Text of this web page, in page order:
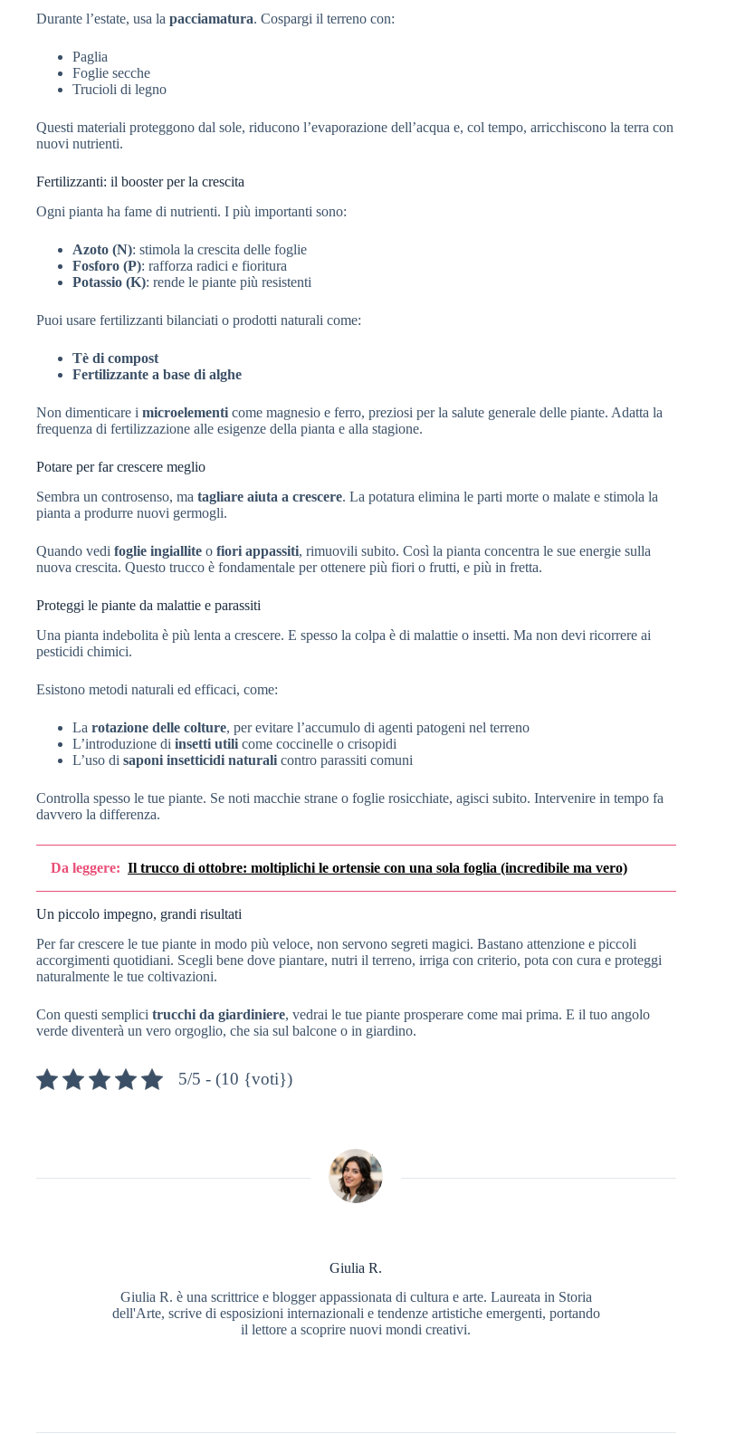
Durante l’estate, usa la pacciamatura. Cospargi il terreno con:
Paglia
Foglie secche
Trucioli di legno
Questi materiali proteggono dal sole, riducono l’evaporazione dell’acqua e, col tempo, arricchiscono la terra con
nuovi nutrienti.
Fertilizzanti: il booster per la crescita
Ogni pianta ha fame di nutrienti. I più importanti sono:
Azoto (N): stimola la crescita delle foglie
Fosforo (P): rafforza radici e fioritura
Potassio (K): rende le piante più resistenti
Puoi usare fertilizzanti bilanciati o prodotti naturali come:
Tè di compost
Fertilizzante a base di alghe
Non dimenticare i microelementi come magnesio e ferro, preziosi per la salute generale delle piante. Adatta la
frequenza di fertilizzazione alle esigenze della pianta e alla stagione.
Potare per far crescere meglio
Sembra un controsenso, ma tagliare aiuta a crescere. La potatura elimina le parti morte o malate e stimola la
pianta a produrre nuovi germogli.
Quando vedi foglie ingiallite o fiori appassiti, rimuovili subito. Così la pianta concentra le sue energie sulla
nuova crescita. Questo trucco è fondamentale per ottenere più fiori o frutti, e più in fretta.
Proteggi le piante da malattie e parassiti
Una pianta indebolita è più lenta a crescere. E spesso la colpa è di malattie o insetti. Ma non devi ricorrere ai
pesticidi chimici.
Esistono metodi naturali ed efficaci, come:
La rotazione delle colture, per evitare l’accumulo di agenti patogeni nel terreno
L’introduzione di insetti utili come coccinelle o crisopidi
L’uso di saponi insetticidi naturali contro parassiti comuni
Controlla spesso le tue piante. Se noti macchie strane o foglie rosicchiate, agisci subito. Intervenire in tempo fa
davvero la differenza.
Da leggere: Il trucco di ottobre: moltiplichi le ortensie con una sola foglia (incredibile ma vero)
Un piccolo impegno, grandi risultati
Per far crescere le tue piante in modo più veloce, non servono segreti magici. Bastano attenzione e piccoli
accorgimenti quotidiani. Scegli bene dove piantare, nutri il terreno, irriga con criterio, pota con cura e proteggi
naturalmente le tue coltivazioni.
Con questi semplici trucchi da giardiniere, vedrai le tue piante prosperare come mai prima. E il tuo angolo
verde diventerà un vero orgoglio, che sia sul balcone o in giardino.
5/5 - (10 {voti})
Giulia R.
Giulia R. è una scrittrice e blogger appassionata di cultura e arte. Laureata in Storia
dell'Arte, scrive di esposizioni internazionali e tendenze artistiche emergenti, portando
il lettore a scoprire nuovi mondi creativi.